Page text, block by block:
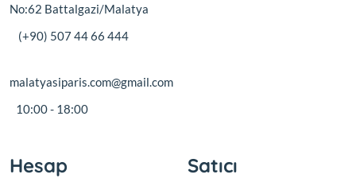
No:62 Battalgazi/Malatya
(+90) 507 44 66 444
malatyasiparis.com@gmail.com
10:00 - 18:00
Hesap Satıcı